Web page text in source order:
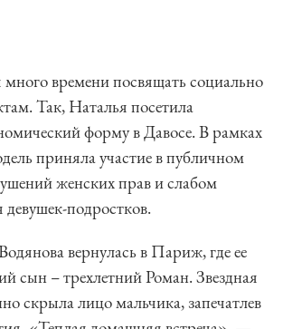
много времени посвящать социально
Так, Наталья посетила
форму в Давосе. В рамках
приняла участие в публичном
женских прав и слабом
подростков.
вернулась в Париж, где ее
сын – трехлетний Роман. Звездная
скрыла лицо мальчика, запечатлев